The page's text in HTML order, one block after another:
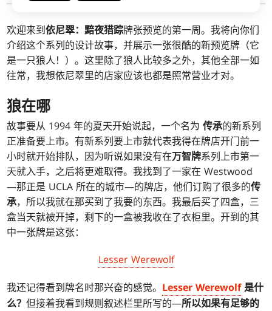
欢迎来到依尼翠：黯夜猎踪牌张预览的第一周。我将向你们
介绍这个系列的设计故事，并展示一张很酷的新预览牌（它
是一只狼人！）。这里除了狼人比较多之外，其他全部一如
往常，我想依尼翠里的店家应该也都是照常营业才对。
狼在哪
故事要从 1994 年的夏天开始说起，一个名为 传承的新系列
正准备要上市。有新系列要上市就代表我得在牌店开门前一
小时就开始排队，因为听说如果没有在万智牌系列上市第一
天就入手，之后将更难取得。我找到了一家在 Westwood
—那正是 UCLA 所在的城市—的牌店，他们订购了很多的传
承，所以我就在那买到了我要的东西。我最后买了四盒，三
盒当天就被开掉，剩下的一盒被我收在了衣柜里。开到的其
中一张牌是这张：
Lesser Werewolf
我还记得看到牌名时那兴奋的感觉。 Lesser Werewolf是什
么？但接着我看到规则叙述栏里所写的—所以如果有足够的